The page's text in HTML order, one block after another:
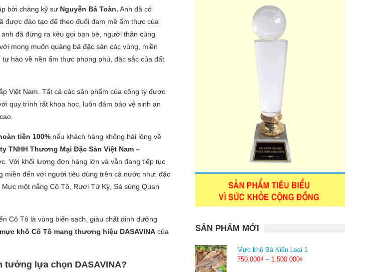
bởi chàng kỹ sư Nguyễn Bá Toàn. Anh đã có
được đào tạo để theo đuổi đam mê ẩm thực của
đã đứng ra kêu gọi bạn bè, người thân cùng
với mong muốn quảng bá đặc sản các vùng, miền
hào về nền ẩm thực phong phú, đặc sắc của đất
Việt Nam. Tất cả các sản phẩm của công ty được
quy trình rất khoa học, luôn đảm bảo vệ sinh an
tiền 100% nếu khách hàng không hài lòng về
TNHH Thương Mại Đặc Sản Việt Nam –
Với khối lượng đơn hàng lớn và vẫn đang tiếp tục
miền đến với người tiêu dùng trên cả nước như: đặc
, Mực một nắng Cô Tô, Rươi Tứ Kỳ, Sá sùng Quan
Cô Tô là vùng biển sạch, giàu chất dinh dưỡng
khô Cô Tô mang thương hiệu DASAVINA của
tưởng lựa chọn DASAVINA?
SẢN PHẨM MỚI
Mực khô Bá Kiến Loại 1
750.000₫ – 1.500.000₫